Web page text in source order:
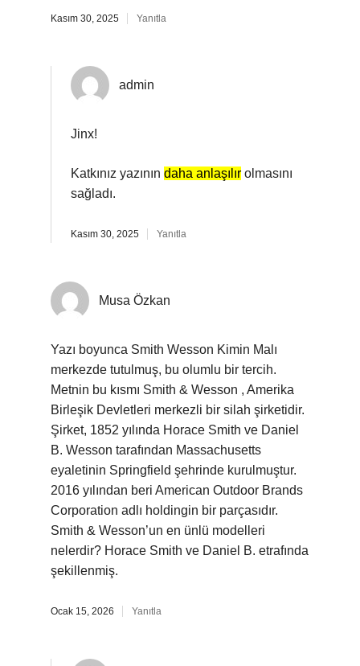
Kasım 30, 2025 Yanıtla
admin
Jinx!
Katkınız yazının daha anlaşılır olmasını
sağladı.
Kasım 30, 2025 Yanıtla
Musa Özkan
Yazı boyunca Smith Wesson Kimin Malı
merkezde tutulmuş, bu olumlu bir tercih.
Metnin bu kısmı Smith & Wesson , Amerika
Birleşik Devletleri merkezli bir silah şirketidir.
Şirket, 1852 yılında Horace Smith ve Daniel
B. Wesson tarafından Massachusetts
eyaletinin Springfield şehrinde kurulmuştur.
2016 yılından beri American Outdoor Brands
Corporation adlı holdingin bir parçasıdır.
Smith & Wesson’un en ünlü modelleri
nelerdir? Horace Smith ve Daniel B. etrafında
şekillenmiş.
Ocak 15, 2026 Yanıtla